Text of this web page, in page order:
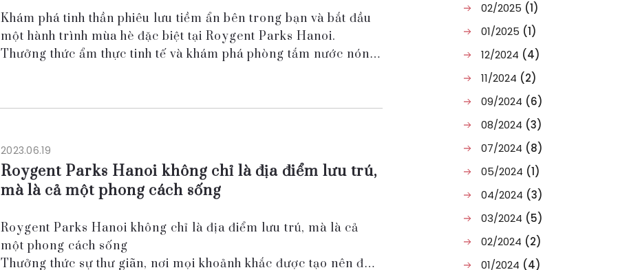
Khám phá tinh thần phiêu lưu tiềm ẩn bên trong bạn và bắt đầu
một hành trình mùa hè đặc biệt tại Roygent Parks Hanoi.
Thưởng thức ẩm thực tinh tế và khám phá phòng tắm nước nóng
2023.06.19
Roygent Parks Hanoi không chỉ là địa điểm lưu trú,
mà là cả một phong cách sống
Roygent Parks Hanoi không chỉ là địa điểm lưu trú, mà là cả
một phong cách sống
Thưởng thức sự thư giãn, nơi mọi khoảnh khắc được tạo nên để
02/2025 (1)
01/2025 (1)
12/2024 (4)
11/2024 (2)
09/2024 (6)
08/2024 (3)
07/2024 (8)
05/2024 (1)
04/2024 (3)
03/2024 (5)
02/2024 (2)
01/2024 (4)